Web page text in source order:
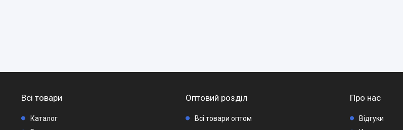
Всі товари
Каталог
Оптовий розділ
Всі товари оптом
Про нас
Відгуки